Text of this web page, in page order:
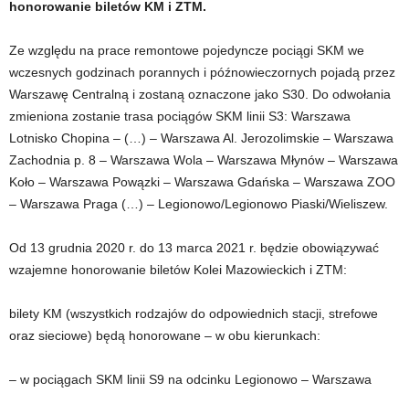
honorowanie biletów KM i ZTM.
Ze względu na prace remontowe pojedyncze pociągi SKM we
wczesnych godzinach porannych i późnowieczornych pojadą przez
Warszawę Centralną i zostaną oznaczone jako S30. Do odwołania
zmieniona zostanie trasa pociągów SKM linii S3: Warszawa
Lotnisko Chopina – (…) – Warszawa Al. Jerozolimskie – Warszawa
Zachodnia p. 8 – Warszawa Wola – Warszawa Młynów – Warszawa
Koło – Warszawa Powązki – Warszawa Gdańska – Warszawa ZOO
– Warszawa Praga (…) – Legionowo/Legionowo Piaski/Wieliszew.
Od 13 grudnia 2020 r. do 13 marca 2021 r. będzie obowiązywać
wzajemne honorowanie biletów Kolei Mazowieckich i ZTM:
bilety KM (wszystkich rodzajów do odpowiednich stacji, strefowe
oraz sieciowe) będą honorowane – w obu kierunkach:
– w pociągach SKM linii S9 na odcinku Legionowo – Warszawa